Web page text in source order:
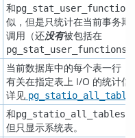
和
似，但是只统计在当前事务期
调用（还没有被包括在
pg_stat_user_functions
当前数据库中的每个表一行，
有关在指定表上 I/O 的统计信
详见
和pg_statio_all_tables
但只显示系统表。